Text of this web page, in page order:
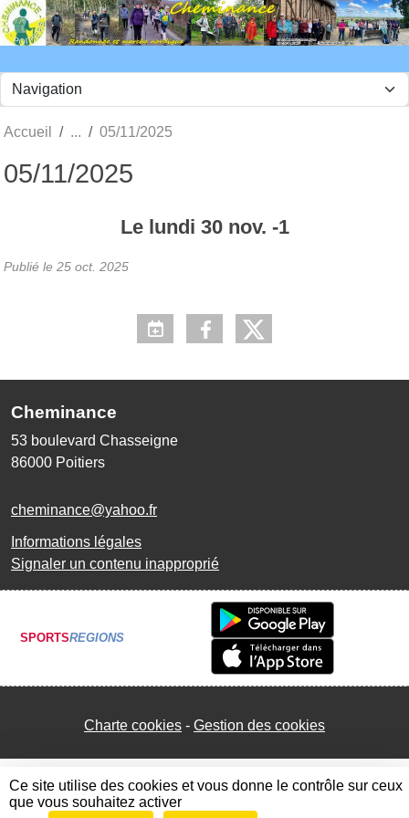
Accueil 05/11/2025
05/11/2025
Le lundi 30 nov. -1
Publié le 25 oct. 2025
Cheminance
53 boulevard Chasseigne
86000 Poitiers
cheminance@yahoo.fr
Informations légales
Signaler un contenu inapproprié
SPORTSREGIONS
Charte cookies Gestion des cookies
Panneau de gestion des cookies
Ce site utilise des cookies et vous donne le contrôle sur ceux
que vous souhaitez activer